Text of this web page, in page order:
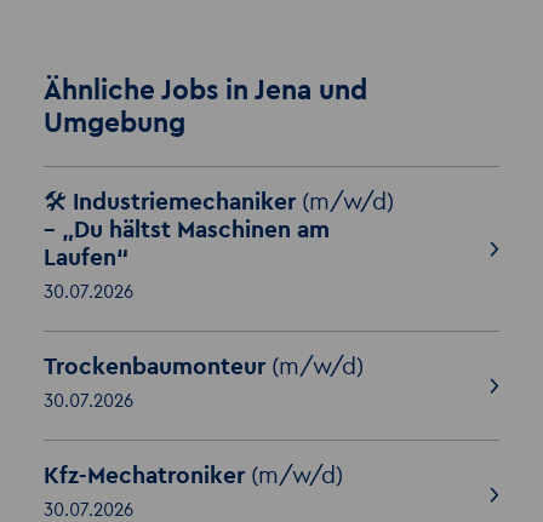
Ähnliche Jobs in Jena und
Umgebung
🛠️ Industriemechaniker (m/w/d)
– „Du hältst Maschinen am
Laufen“
30.07.2026
Trockenbaumonteur (m/w/d)
30.07.2026
Kfz-Mechatroniker (m/w/d)
30.07.2026